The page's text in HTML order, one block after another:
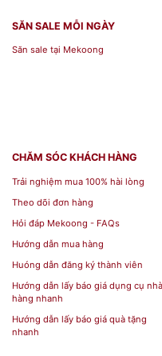
nhôm
thô ráp vì
sản phẩm.
Tháo rời
Không
độ sôi
dạng sản
Địa chỉ đặt mua
Nếu bạn có nhu cầu
hay các sản phẩmđồ
phẩmđồ gia dụngtại
lòng liên hệ theo
SĂN SALE MỖI NGÀY
Săn sale tại Mekoong
CHĂM SÓC KHÁCH HÀNG
Trải nghiệm mua 100% hài lòng
Theo dõi đơn hàng
Hỏi đáp Mekoong - FAQs
Hướng dẫn mua hàng
Huóng dẫn đăng ký thành viên
Hướng dẫn lấy báo giá dụng cụ nhà
hàng nhanh
Hướng dẫn lấy báo giá quà tặng
nhanh